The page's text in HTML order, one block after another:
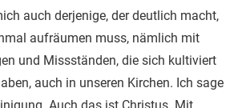
auch derjenige, der deutlich macht,
aufräumen muss, nämlich mit
und Missständen, die sich kultiviert
auch in unseren Kirchen. Ich sage
Auch das ist Christus. Mit